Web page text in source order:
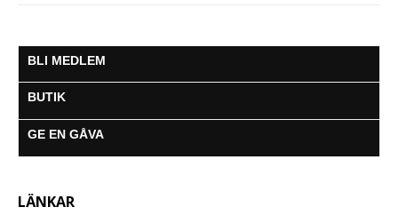
BLI MEDLEM
BUTIK
GE EN GÅVA
LÄNKAR